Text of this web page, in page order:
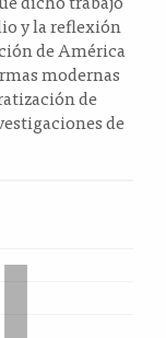
y la reflexión
de América
modernas
de
de